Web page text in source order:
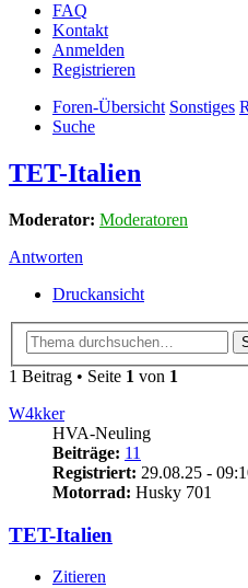
FAQ
Kontakt
Anmelden
Registrieren
Foren-Übersicht Sonstiges
Suche
TET-Italien
Moderator: Moderatoren
Antworten
Druckansicht
1 Beitrag • Seite 1 von 1
W4kker
HVA-Neuling
Beiträge: 11
Registriert: 29.08.25 -
Motorrad: Husky 701
TET-Italien
Zitieren